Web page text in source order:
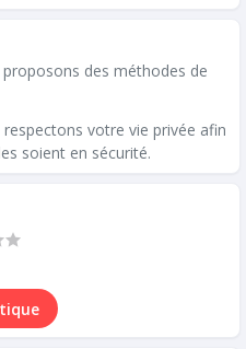
des méthodes de
respectons votre vie privée afin
soient en sécurité.